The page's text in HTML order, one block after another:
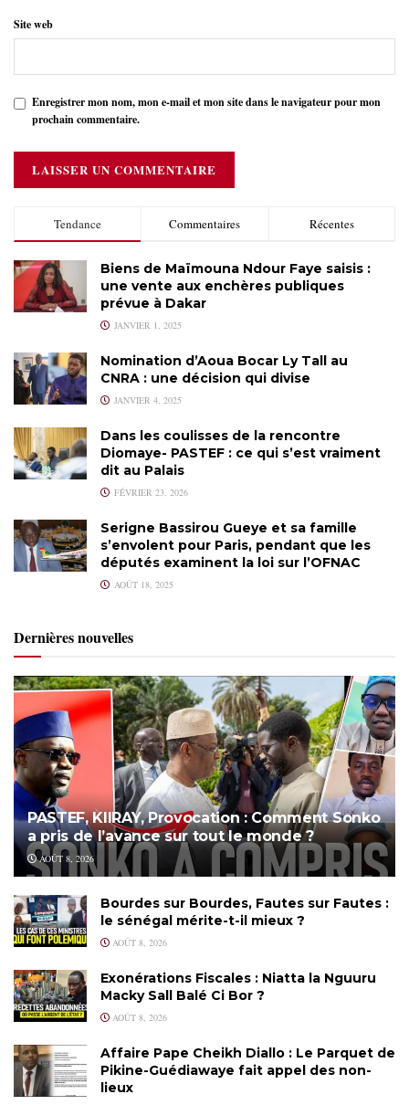
Site web
Enregistrer mon nom, mon e-mail et mon site dans le navigateur pour mon
prochain commentaire.
Tendance Commentaires Récentes
Biens de Maïmouna Ndour Faye saisis :
une vente aux enchères publiques
prévue à Dakar
JANVIER 1, 2025
Nomination d’Aoua Bocar Ly Tall au
CNRA : une décision qui divise
JANVIER 4, 2025
Dans les coulisses de la rencontre
Diomaye- PASTEF : ce qui s’est vraiment
dit au Palais
FÉVRIER 23, 2026
Serigne Bassirou Gueye et sa famille
s’envolent pour Paris, pendant que les
députés examinent la loi sur l’OFNAC
AOÛT 18, 2025
Dernières nouvelles
PASTEF, KIIRAY, Provocation : Comment Sonko
a pris de l’avance sur tout le monde ?
AOÛT 8, 2026
Bourdes sur Bourdes, Fautes sur Fautes :
le sénégal mérite-t-il mieux ?
AOÛT 8, 2026
Exonérations Fiscales : Niatta la Nguuru
Macky Sall Balé Ci Bor ?
AOÛT 8, 2026
Affaire Pape Cheikh Diallo : Le Parquet de
Pikine-Guédiawaye fait appel des non-
lieux